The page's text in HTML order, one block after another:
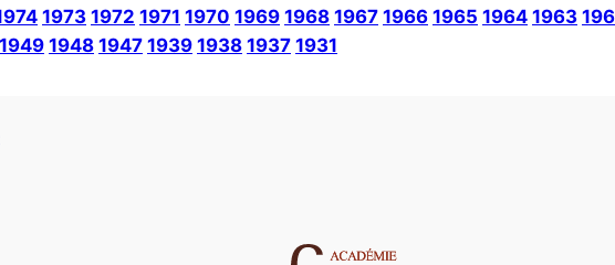
1973 1972 1971 1970 1969 1968 1967 1966 1965 1964 1963
1949 1948 1947 1939 1938 1937 1931